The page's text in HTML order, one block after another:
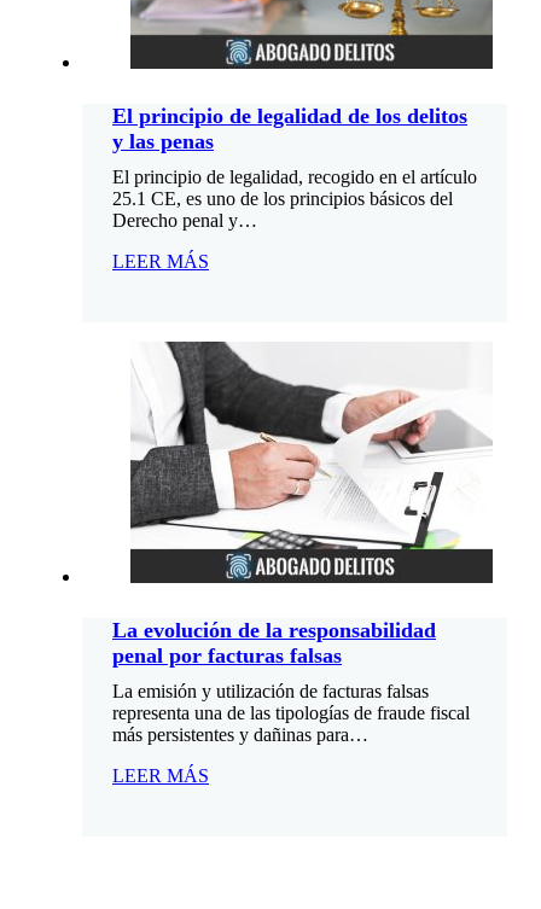
El principio de legalidad de los delitos
y las penas
El principio de legalidad, recogido en el artículo
25.1 CE, es uno de los principios básicos del
Derecho penal y…
LEER MÁS
La evolución de la responsabilidad
penal por facturas falsas
La emisión y utilización de facturas falsas
representa una de las tipologías de fraude fiscal
más persistentes y dañinas para…
LEER MÁS